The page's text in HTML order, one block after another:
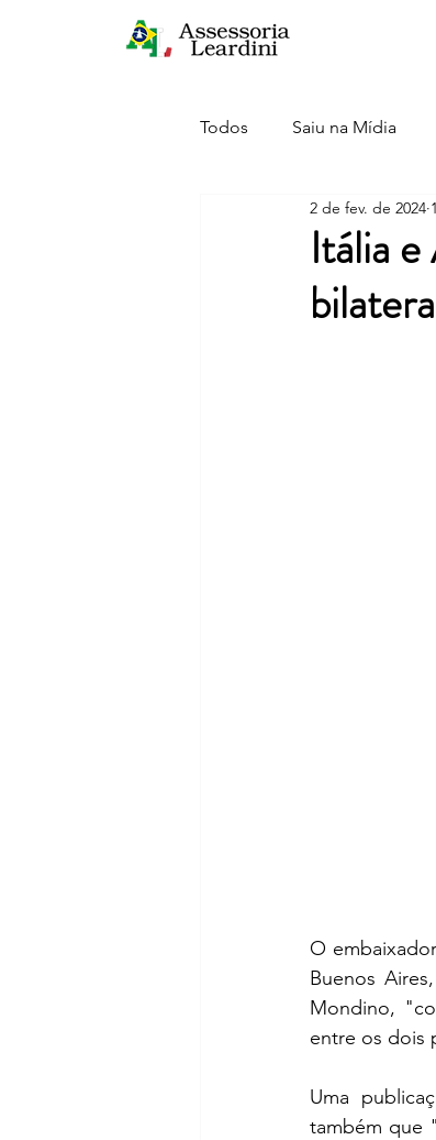
Todos Saiu na Mídia
Crescimento
Inovação
Itália
2 de fev. de 2024
O
Buenos
Mondino,
entre os dois
Uma
também que